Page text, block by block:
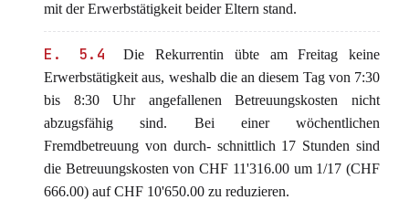
mit der Erwerbstätigkeit beider Eltern stand.
E. 5.4
Die Rekurrentin übte am Freitag keine
Erwerbstätigkeit aus, weshalb die an diesem Tag von 7:30
bis 8:30 Uhr angefallenen Betreuungskosten nicht
abzugsfähig sind. Bei einer wöchentlichen
Fremdbetreuung von durch- schnittlich 17 Stunden sind
die Betreuungskosten von CHF 11'316.00 um 1/17 (CHF
666.00) auf CHF 10'650.00 zu reduzieren.